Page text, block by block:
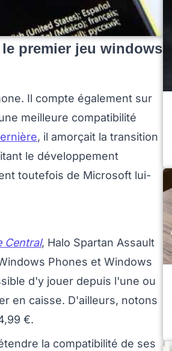
premier jeu windows
Il compte également sur
meilleure compatibilité
, il amorçait la transition
le développement
toutefois de Microsoft lui-
Central, Halo Spartan Assault
Phones et Windows
d'y jouer depuis l'une ou
en caisse. D'ailleurs, notons
€.
la compatibilité de ses